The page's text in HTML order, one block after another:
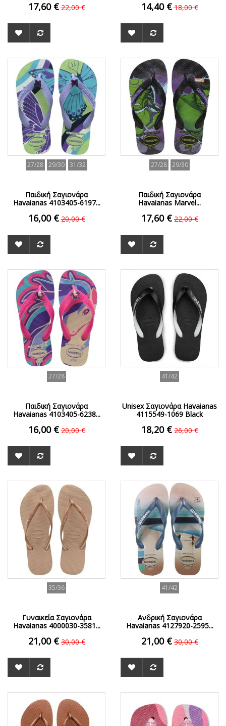
17,60 € 22,00 € 14,40 € 18,00 €
ΟFFER
27/28 29/30 31/32
Παιδική Σαγιονάρα
Havaianas 4103405-6197...
16,00 € 20,00 €
ΟFFER
27/28 29/30
Παιδική Σαγιονάρα
Havaianas Marvel...
17,60 € 22,00 €
ΟFFER
27/28
Παιδική Σαγιονάρα
Havaianas 4103405-6238...
16,00 € 20,00 €
ΟFFER
41/42
Unisex Σαγιονάρα Havaianas
4115549-1069 Black
18,20 € 26,00 €
ΟFFER
35/36
Γυναικεία Σαγιονάρα
Havaianas 4000030-3581...
21,00 € 30,00 €
ΟFFER
41/42
Ανδρική Σαγιονάρα
Havaianas 4127920-2595...
21,00 € 30,00 €
ΟFFER